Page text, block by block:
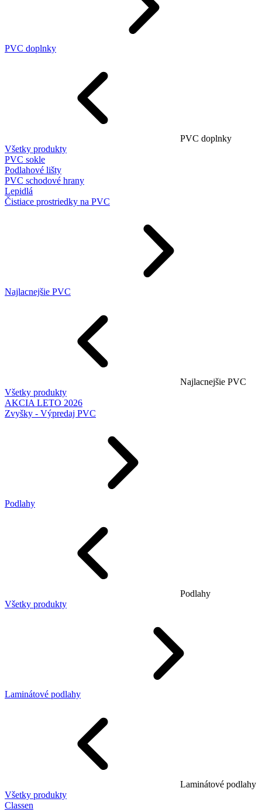
PVC doplnky
PVC doplnky
Všetky produkty
PVC sokle
Podlahové lišty
PVC schodové hrany
Lepidlá
Čistiace prostriedky na PVC
Najlacnejšie PVC
Najlacnejšie PVC
Všetky produkty
AKCIA LETO 2026
Zvyšky - Výpredaj PVC
Podlahy
Podlahy
Všetky produkty
Laminátové podlahy
Laminátové podlahy
Všetky produkty
Classen